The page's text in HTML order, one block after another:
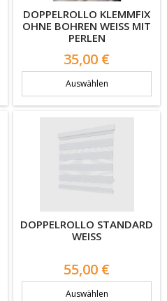
DOPPELROLLO KLEMMFIX
OHNE BOHREN WEISS MIT P
ERLEN
Preis
35,00 €
Auswählen
DOPPELROLLO STANDARD
WEISS
Preis
55,00 €
Auswählen